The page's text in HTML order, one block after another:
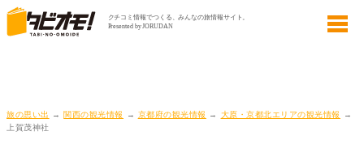
旅の思い出 → 関西の観光情報 → 京都府の観光情報 → 大原・京都北エリアの観光情報
→
上賀茂神社